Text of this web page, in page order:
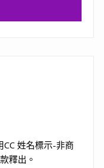
CC 姓名標示-非商
釋出。